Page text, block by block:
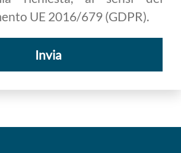
UE 2016/679 (GDPR).